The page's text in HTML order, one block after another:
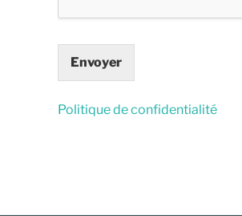
Envoyer
Politique de confidentialité